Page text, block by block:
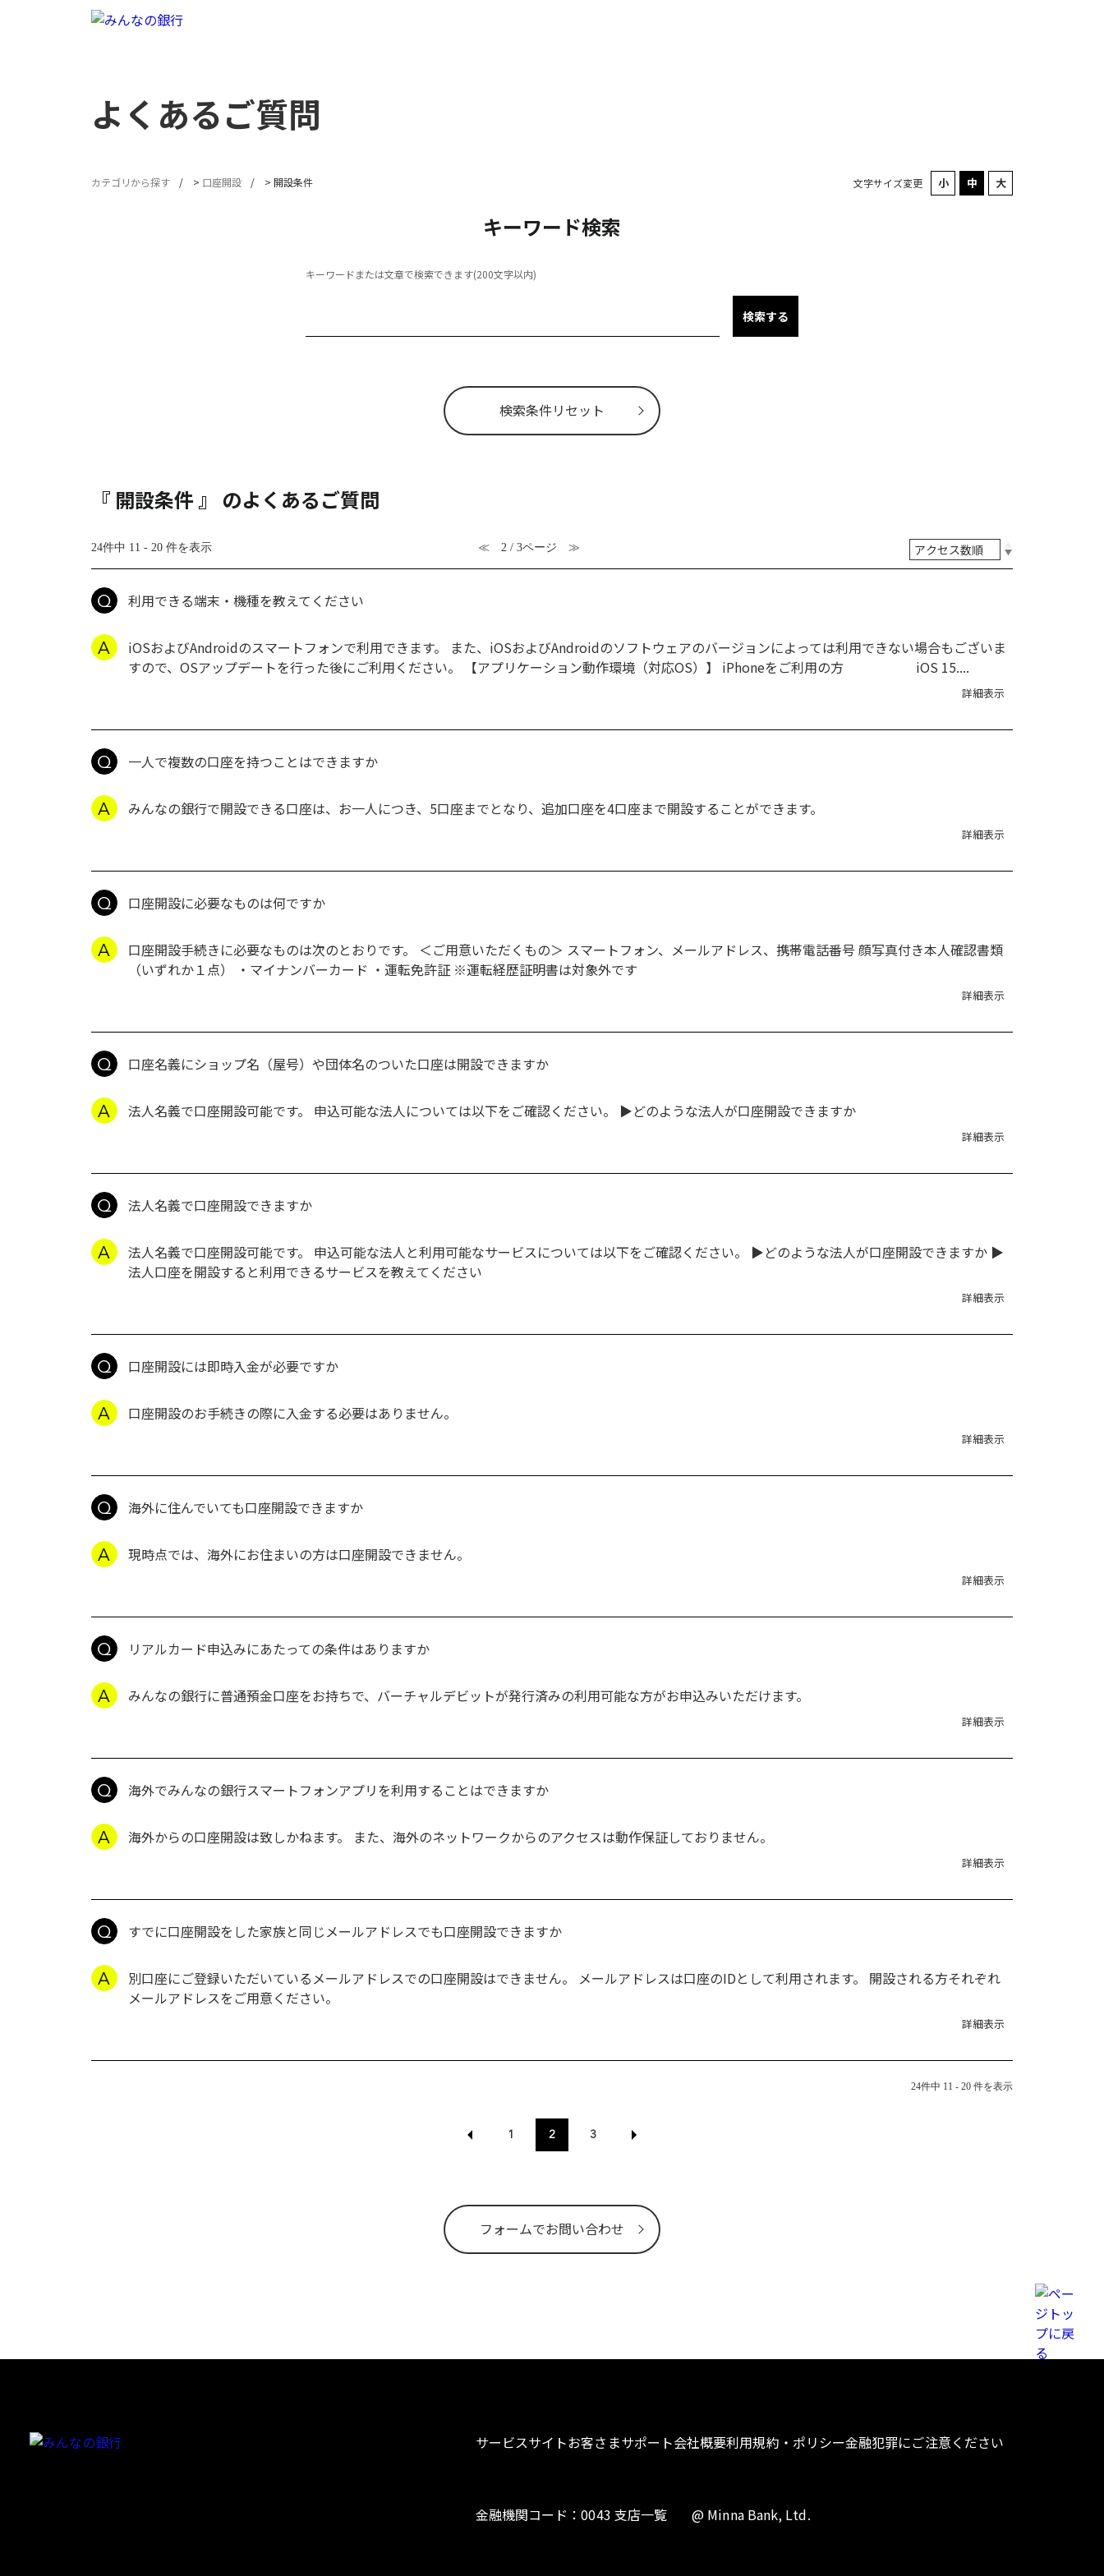
よくあるご質問
文字サイズ変更
カテゴリから探す > 口座開設 > 開設条件
キーワード検索
キーワードまたは文章で検索できます(200文字以内)
検索条件リセット
『 開設条件 』 のよくあるご質問
24件中 11 - 20 件を表示 ≪ 2 / 3ページ ≫
利用できる端末・機種を教えてください
iOSおよびAndroidのスマートフォンで利用できます。 また、iOSおよびAndroidのソフトウェアのバージョンによっては利用できない場合もございま
すので、OSアップデートを行った後にご利用ください。 【アプリケーション動作環境（対応OS）】 iPhoneをご利用の方 iOS 15....
詳細表示
一人で複数の口座を持つことはできますか
みんなの銀行で開設できる口座は、お一人につき、5口座までとなり、追加口座を4口座まで開設することができます。
詳細表示
口座開設に必要なものは何ですか
口座開設手続きに必要なものは次のとおりです。 ＜ご用意いただくもの＞ スマートフォン、メールアドレス、携帯電話番号 顔写真付き本人確認書類
（いずれか１点） ・マイナンバーカード ・運転免許証 ※運転経歴証明書は対象外です
詳細表示
口座名義にショップ名（屋号）や団体名のついた口座は開設できますか
法人名義で口座開設可能です。 申込可能な法人については以下をご確認ください。 ▶どのような法人が口座開設できますか
詳細表示
法人名義で口座開設できますか
法人名義で口座開設可能です。 申込可能な法人と利用可能なサービスについては以下をご確認ください。 ▶どのような法人が口座開設できますか ▶
法人口座を開設すると利用できるサービスを教えてください
詳細表示
口座開設には即時入金が必要ですか
口座開設のお手続きの際に入金する必要はありません。
詳細表示
海外に住んでいても口座開設できますか
現時点では、海外にお住まいの方は口座開設できません。
詳細表示
リアルカード申込みにあたっての条件はありますか
みんなの銀行に普通預金口座をお持ちで、バーチャルデビットが発行済みの利用可能な方がお申込みいただけます。
詳細表示
海外でみんなの銀行スマートフォンアプリを利用することはできますか
海外からの口座開設は致しかねます。 また、海外のネットワークからのアクセスは動作保証しておりません。
詳細表示
すでに口座開設をした家族と同じメールアドレスでも口座開設できますか
別口座にご登録いただいているメールアドレスでの口座開設はできません。 メールアドレスは口座のIDとして利用されます。 開設される方それぞれ
メールアドレスをご用意ください。
詳細表示
24件中 11 - 20 件を表示
1 2 3
フォームでお問い合わせ
サービスサイトお客さまサポート会社概要利用規約・ポリシー金融犯罪にご注意ください
金融機関コード：0043 支店一覧 @ Minna Bank, Ltd.